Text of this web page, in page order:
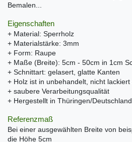
Bemalen...
Eigenschaften
+ Material: Sperrholz
+ Materialstärke: 3mm
+ Form: Raupe
+ Maße (Breite): 5cm - 50cm in 1cm
+ Schnittart: gelasert, glatte Kanten
+ Holz ist in unbehandelt, nicht
+ saubere Verarbeitungsqualität
+ Hergestellt in Thüringen/Deutschland
Referenzmaß
Bei einer ausgewählten Breite von
die Höhe 5cm